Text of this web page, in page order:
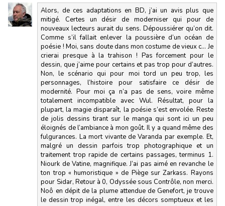
Alors, de ces adaptations en BD, j’ai un avis plus que
mitigé. Certes un désir de moderniser qui pour de
nouveaux lecteurs aurait du sens. Dépoussiérer qu’on dit.
Comme s’il fallait enlever la poussière d’un océan de
poésie ! Moi, sans doute dans mon costume de vieux c… Je
crierai presque à la trahison ! Pas forcement pour le
dessin, que j’aime pour certains et pas trop pour d’autres.
Non, le scénario qui pour moi tord un peu trop, les
personnages, l’histoire pour satisfaire ce désir de
modernité. Pour moi ça n’a pas de sens, voire même
totalement incompatible avec Wul. Résultat, pour la
plupart, la magie disparaît, la poésie s’est envolée. Reste
de jolis dessins tirant sur le manga qui sont ici un peu
éloignés de l’ambiance à mon goût. Il y a quand même des
fulgurances. La mort vivante de Varanda par exemple. Et,
malgré un dessin parfois trop photographique et un
traitement trop rapide de certains passages, terminus 1.
Niourk de Vatine, magnifique. J’ai pas aimé en revanche le
ton trop « humoristique » de Piège sur Zarkass. Rayons
pour Sidar, Retour à 0, Odyssée sous Contrôle, non merci.
Noô en dépit de la plume attendue de Genefort, je trouve
le dessin trop inégal, entre les décors somptueux et les